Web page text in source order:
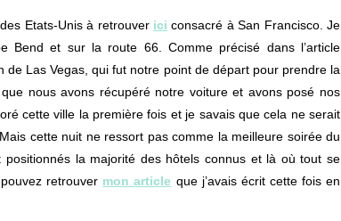
Etats-Unis à retrouver ici consacré à San Francisco. Je
Bend et sur la route 66. Comme précisé dans l’article
Las Vegas, qui fut notre point de départ pour prendre la
nous avons récupéré notre voiture et avons posé nos
cette ville la première fois et je savais que cela ne serait
cette nuit ne ressort pas comme la meilleure soirée du
la majorité des hôtels connus et là où tout se
retrouver mon article que j’avais écrit cette fois en